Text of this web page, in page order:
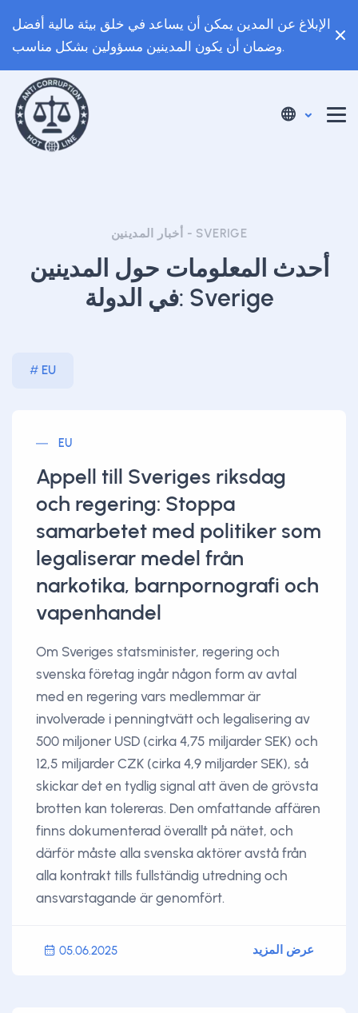
الإبلاغ عن المدين يمكن أن يساعد في خلق بيئة مالية أفضل
وضمان أن يكون المدينين مسؤولين بشكل مناسب.
أخبار المدينين - SVERIGE
أحدث المعلومات حول المدينين
في الدولة: Sverige
EU
EU
Appell till Sveriges riksdag
och regering: Stoppa
samarbetet med politiker som
legaliserar medel från
narkotika, barnpornografi och
vapenhandel
Om Sveriges statsminister, regering och
svenska företag ingår någon form av avtal
med en regering vars medlemmar är
involverade i penningtvätt och legalisering av
500 miljoner USD (cirka 4,75 miljarder SEK) och
12,5 miljarder CZK (cirka 4,9 miljarder SEK), så
skickar det en tydlig signal att även de grövsta
brotten kan tolereras. Den omfattande affären
finns dokumenterad överallt på nätet, och
därför måste alla svenska aktörer avstå från
alla kontrakt tills fullständig utredning och
ansvarstagande är genomfört.
05.06.2025 عرض المزيد